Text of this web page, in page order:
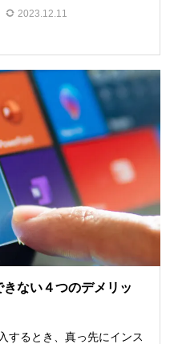
2023.12.11
ない４つのデメリッ
するとき、真っ先にインス